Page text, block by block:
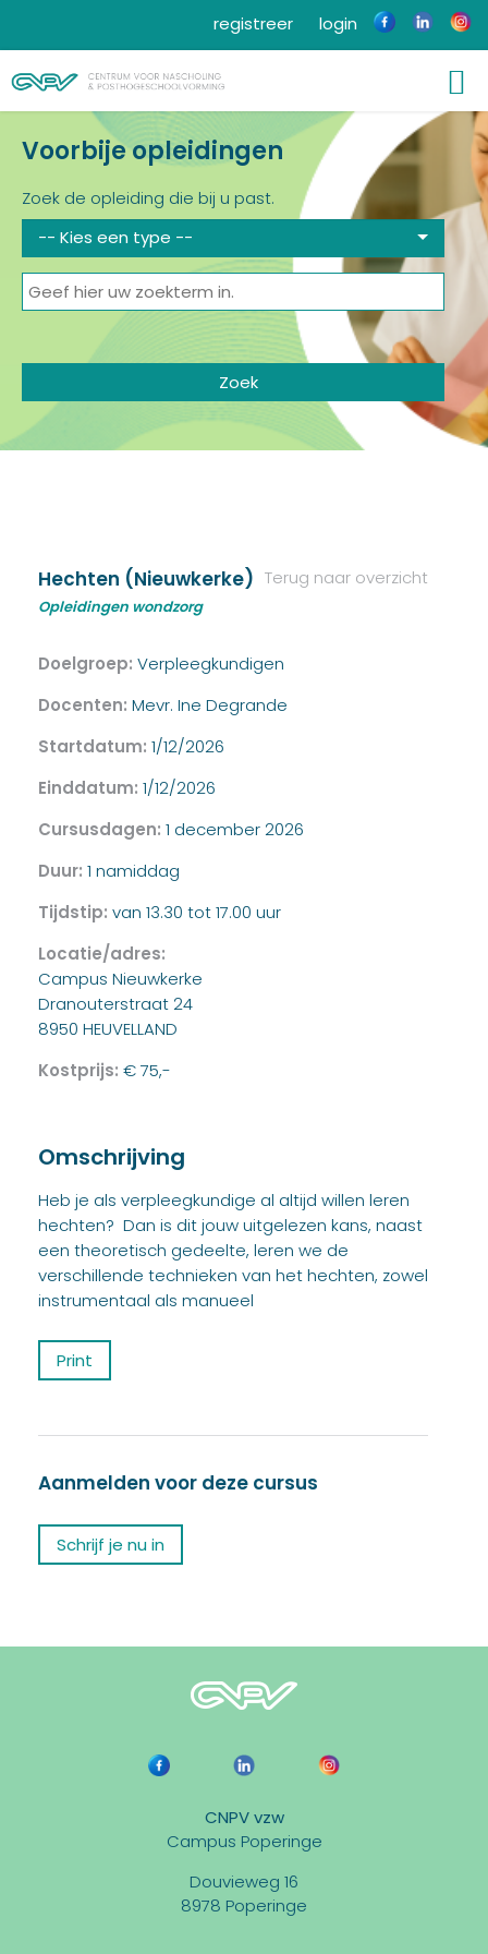
login
registreer
Voorbije opleidingen
Zoek de opleiding die bij u past.
-- Kies een type --
Terug naar overzicht
Hechten (Nieuwkerke)
Opleidingen wondzorg
Doelgroep: Verpleegkundigen
Docenten: Mevr. Ine Degrande
Startdatum: 1/12/2026
Einddatum: 1/12/2026
Cursusdagen: 1 december 2026
Duur: 1 namiddag
Tijdstip: van 13.30 tot 17.00 uur
Locatie/adres:
Campus Nieuwkerke
Dranouterstraat 24
8950 HEUVELLAND
Kostprijs: € 75,-
Omschrijving
Heb je als verpleegkundige al altijd willen leren
hechten? Dan is dit jouw uitgelezen kans, naast
een theoretisch gedeelte, leren we de
verschillende technieken van het hechten, zowel
instrumentaal als manueel
Print
Aanmelden voor deze cursus
Schrijf je nu in
CNPV vzw
Campus Poperinge
Douvieweg 16
8978 Poperinge